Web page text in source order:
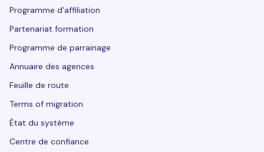
Programme d'affiliation
Partenariat formation
Programme de parrainage
Annuaire des agences
Feuille de route
Terms of migration
État du système
Centre de confiance